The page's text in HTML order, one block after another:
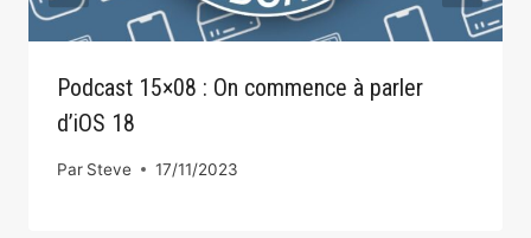
Podcast 15×08 : On commence à parler
d’iOS 18
Par Steve 17/11/2023